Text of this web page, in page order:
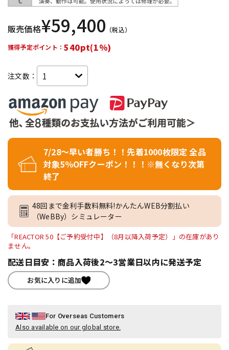
販売価格¥59,400 （税込）
獲得予定ポイント： 540pt(1%)
注文数：
7/28～早い者勝ち！！先着1000枚限定 全品
対象5％OFFクーポン！！！※無くなり次第
終了
48回まで金利手数料無料!かんたんWEB分割払い
（WeBBy）シミュレーター
「REACTOR 50【ご予約受付中】（8月以降入荷予定）」の在庫があり
ません。
配送日目安：商品入荷後2～3営業日以内に発送予定
お気に入りに追加
For Overseas Customers
Also available on our global store.